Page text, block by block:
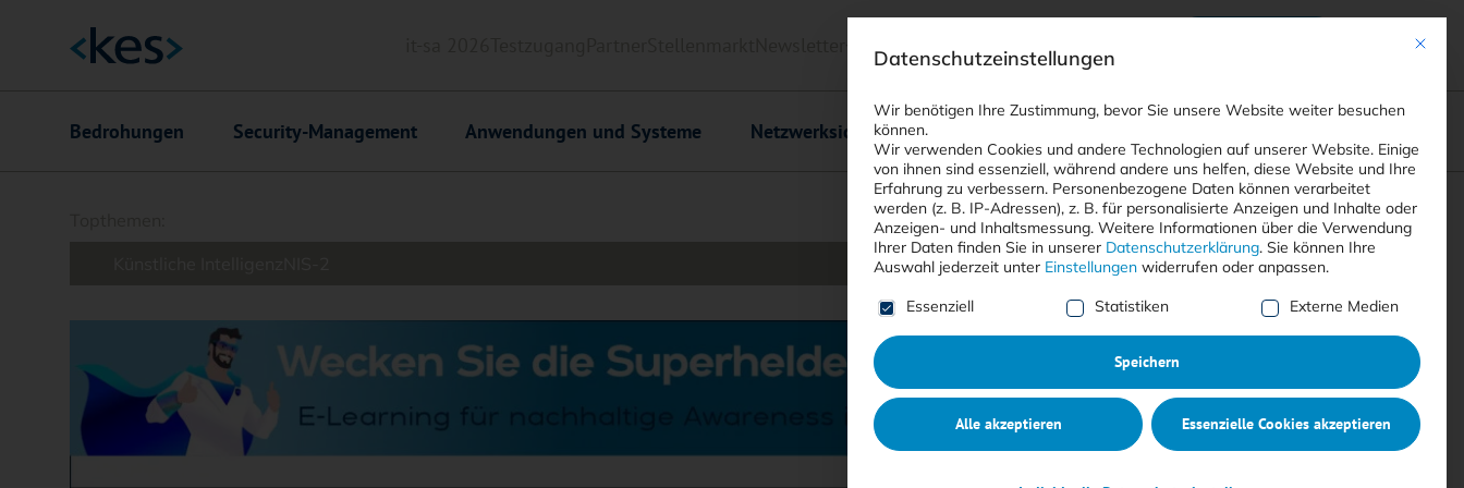
Suchen
<kes>+ Downloads
Hauptnavigation
Bedrohungen Security-Management Anwendungen und Systeme Netzwerksicherheit
Mit
Datenschutzeinstellungen
Wir benötigen Ihre Zustimmung, bevor Sie unsere Website weiter besuchen
können.
Wir verwenden Cookies und andere Technologien auf unserer Website. Einige
von ihnen sind essenziell, während andere uns helfen, diese Website und Ihre
Erfahrung zu verbessern. Personenbezogene Daten können verarbeitet
werden (z. B. IP-Adressen), z. B. für personalisierte Anzeigen und Inhalte oder
Anzeigen- und Inhaltsmessung. Weitere Informationen über die Verwendung
Ihrer Daten finden Sie in unserer Datenschutzerklärung. Sie können Ihre
Auswahl jederzeit unter Einstellungen widerrufen oder anpassen.
Es folgt eine Liste der Service-Gruppen, für die eine Einwilligung
Essenziell Statistiken Externe Medien
Speichern
Alle akzeptieren Essenzielle Cookies akzeptieren